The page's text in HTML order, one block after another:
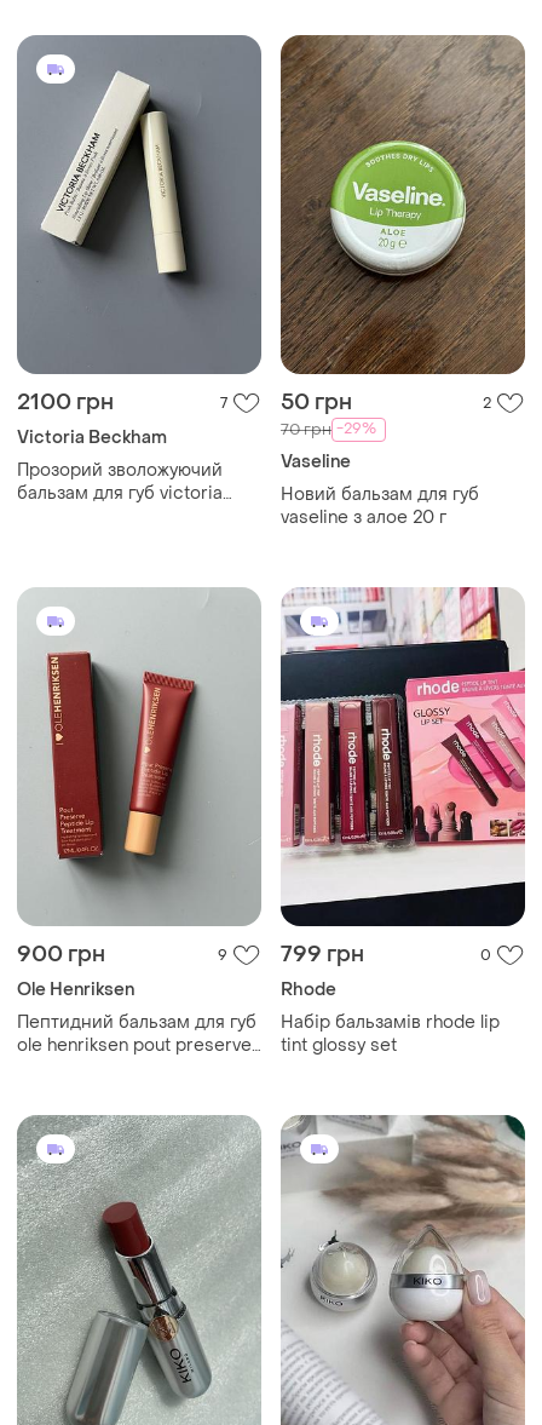
2100 грн 7
Victoria Beckham
Прозорий зволожуючий
бальзам для губ victoria
50 грн 2
70 грн -29%
Vaseline
Новий бальзам для губ
vaseline з алое 20 г
900 грн 9
Ole Henriksen
Пептидний бальзам для губ
ole henriksen pout preserve
799 грн 0
Rhode
Набір бальзамів rhode lip
tint glossy set